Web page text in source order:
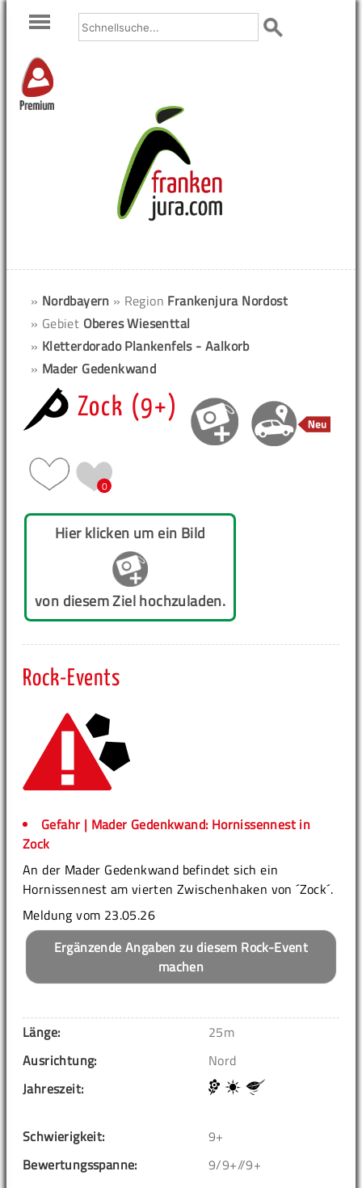
Premium
» Nordbayern » Region Frankenjura Nordost
» Gebiet Oberes Wiesenttal
» Kletterdorado Plankenfels - Aalkorb
» Mader Gedenkwand
Zock (9+)
0
Hier klicken um ein Bild
von diesem Ziel hochzuladen.
Rock-Events
Gefahr | Mader Gedenkwand: Hornissennest in
Zock
An der Mader Gedenkwand befindet sich ein
Hornissennest am vierten Zwischenhaken von ´Zock´.
Meldung vom 23.05.26
Ergänzende Angaben zu diesem Rock-Event
machen
Länge:
25m
Ausrichtung:
Nord
Jahreszeit:
Schwierigkeit:
9+
Bewertungsspanne:
9/9+//9+